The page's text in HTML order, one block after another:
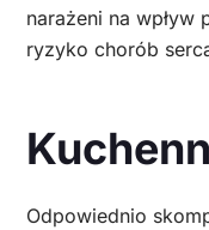
narażeni na wpływ
ryzyko chorób
Odpowiednio